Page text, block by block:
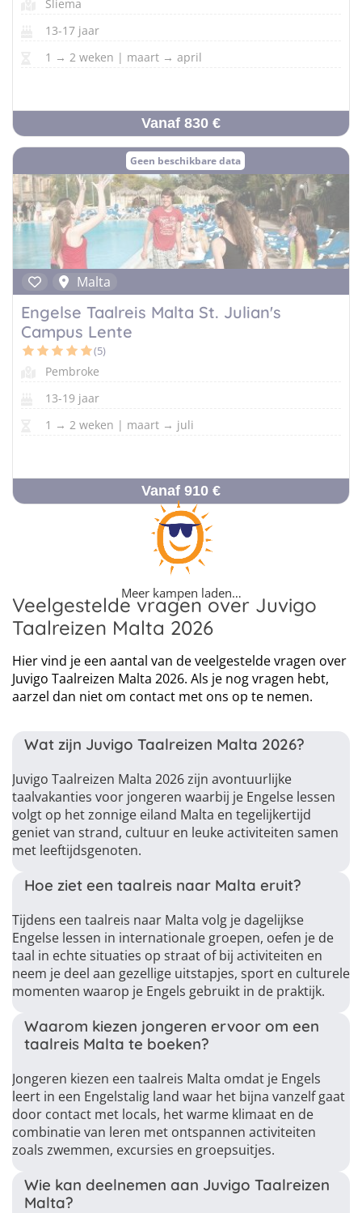
Sliema
13-17 jaar
1 → 2 weken | maart → april
Vanaf 830 €
Geen beschikbare data
Malta
Engelse Taalreis Malta St. Julian's
Campus Lente
(5)
Pembroke
13-19 jaar
1 → 2 weken | maart → juli
Vanaf 910 €
Meer kampen laden…
Veelgestelde vragen over Juvigo
Taalreizen Malta 2026
Hier vind je een aantal van de veelgestelde vragen over
Juvigo Taalreizen Malta 2026. Als je nog vragen hebt,
aarzel dan niet om contact met ons op te nemen.
Wat zijn Juvigo Taalreizen Malta 2026?
Juvigo Taalreizen Malta 2026 zijn avontuurlijke
taalvakanties voor jongeren waarbij je Engelse lessen
volgt op het zonnige eiland Malta en tegelijkertijd
geniet van strand, cultuur en leuke activiteiten samen
met leeftijdsgenoten.
Hoe ziet een taalreis naar Malta eruit?
Tijdens een taalreis naar Malta volg je dagelijkse
Engelse lessen in internationale groepen, oefen je de
taal in echte situaties op straat of bij activiteiten en
neem je deel aan gezellige uitstapjes, sport en culturele
momenten waarop je Engels gebruikt in de praktijk.
Waarom kiezen jongeren ervoor om een
taalreis Malta te boeken?
Jongeren kiezen een taalreis Malta omdat je Engels
leert in een Engelstalig land waar het bijna vanzelf gaat
door contact met locals, het warme klimaat en de
combinatie van leren met ontspannen activiteiten
zoals zwemmen, excursies en groepsuitjes.
Wie kan deelnemen aan Juvigo Taalreizen
Malta?